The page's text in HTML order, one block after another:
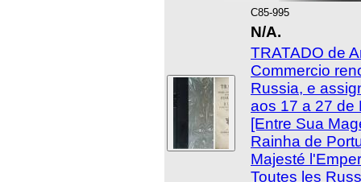
C85-995
N/A.
TRATADO de
Commercio
Russia, e
aos 17 a 27 de
[Entre Sua
Rainha de
Majesté
Toutes les